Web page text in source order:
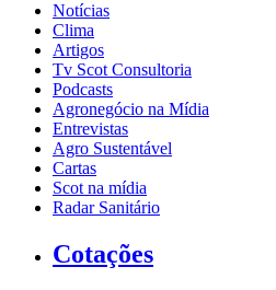
Notícias
Clima
Artigos
Tv Scot Consultoria
Podcasts
Agronegócio na Mídia
Entrevistas
Agro Sustentável
Cartas
Scot na mídia
Radar Sanitário
Cotações